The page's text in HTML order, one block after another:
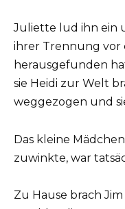
Juliette lud ihn ein
ihrer Trennung vor
herausgefunden
sie Heidi zur Welt
weggezogen und
Das kleine
zuwinkte, war
Zu Hause brach